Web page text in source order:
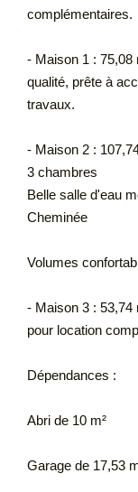
complémentaires.
- Maison 1 : 75,08
qualité, prête à
travaux.
- Maison 2 :
3 chambres
Belle salle d'eau
Cheminée
Volumes
- Maison 3 : 53,74
pour location
Dépendances :
Abri de 10 m²
Garage de 17,53